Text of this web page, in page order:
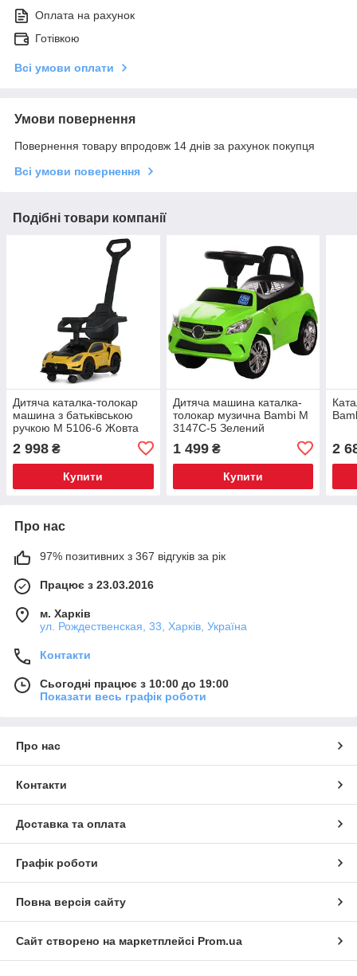
Оплата на рахунок
Готівкою
Всі умови оплати
Умови повернення
Повернення товару впродовж 14 днів за рахунок покупця
Всі умови повернення
Подібні товари компанії
Дитяча каталка-толокар
машина з батьківською
ручкою M 5106-6 Жовта
2 998 ₴
Купити
Дитяча машина каталка-
толокар музична Bambi M
3147C-5 Зелений
1 499₴
Купити
2
Про нас
97% позитивних з 367 відгуків за рік
Працює з 23.03.2016
м. Харків
ул. Рождественская, 33, Харків, Україна
Контакти
Сьогодні працює з 10:00 до 19:00
Показати весь графік роботи
Про нас
Контакти
Доставка та оплата
Графік роботи
Повна версія сайту
Сайт створено на маркетплейсі Prom.ua